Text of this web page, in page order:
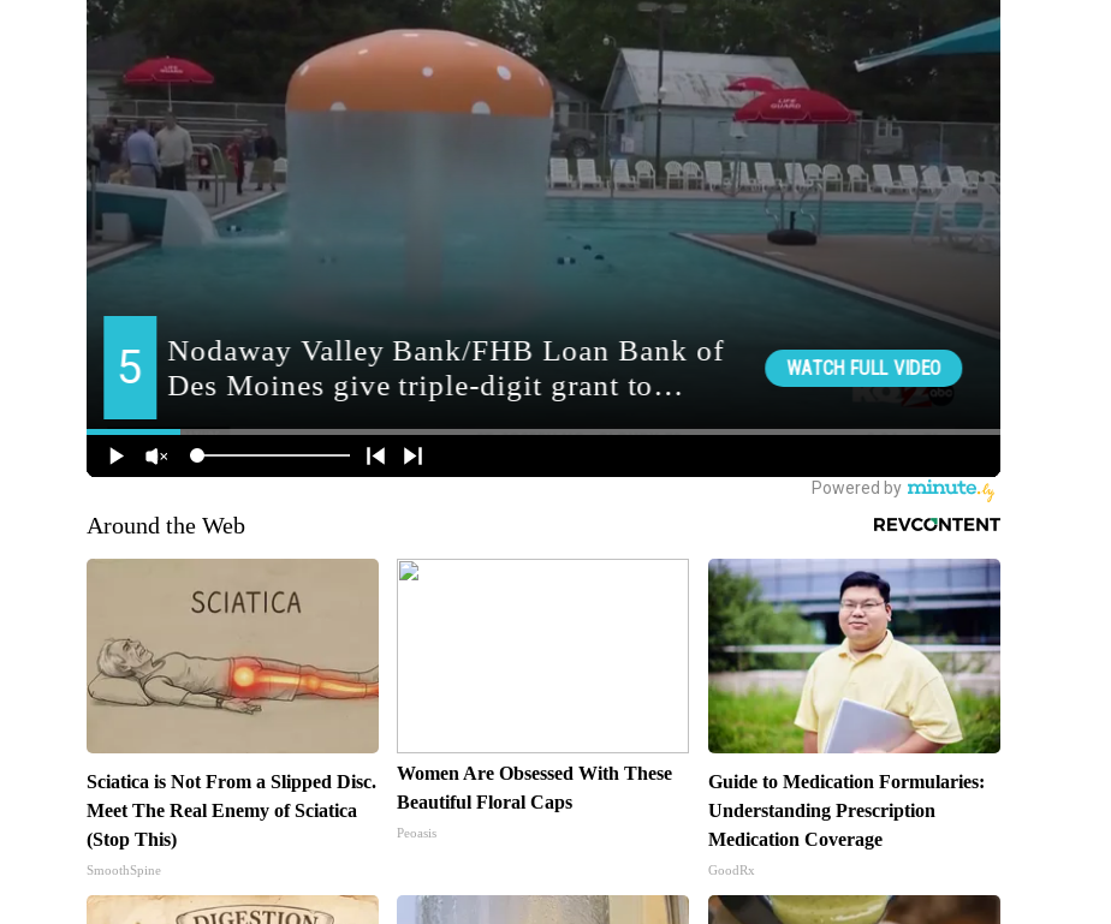
Around the Web
Sciatica is Not From a Slipped Disc.
Meet The Real Enemy of Sciatica
(Stop This)
SmoothSpine
Women Are Obsessed With These
Beautiful Floral Caps
Peoasis
Guide to Medication Formularies:
Understanding Prescription
Medication Coverage
GoodRx